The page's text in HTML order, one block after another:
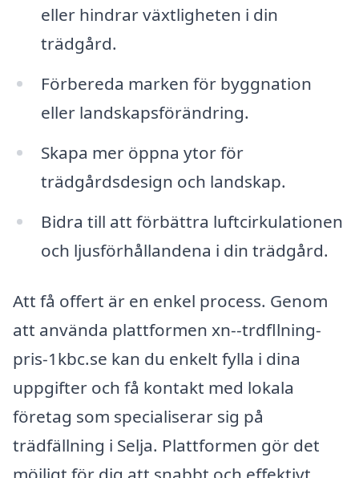
eller hindrar växtligheten i din
trädgård.
Förbereda marken för byggnation
eller landskapsförändring.
Skapa mer öppna ytor för
trädgårdsdesign och landskap.
Bidra till att förbättra luftcirkulationen
och ljusförhållandena i din trädgård.
Att få offert är en enkel process. Genom
att använda plattformen xn--trdfllning-
pris-1kbc.se kan du enkelt fylla i dina
uppgifter och få kontakt med lokala
företag som specialiserar sig på
trädfällning i Selja. Plattformen gör det